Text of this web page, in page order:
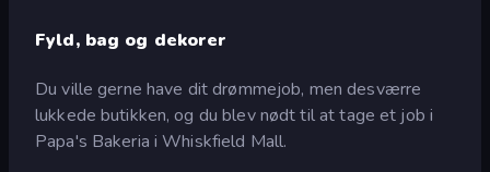
Fyld, bag og dekorer
Du ville gerne have dit drømmejob, men desværre
lukkede butikken, og du blev nødt til at tage et job i
Papa's Bakeria i Whiskfield Mall.